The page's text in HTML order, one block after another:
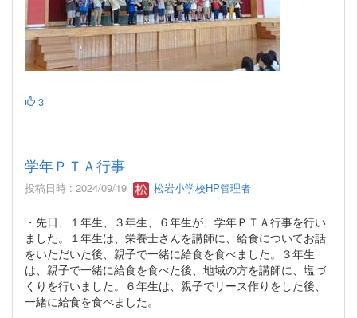
3
学年ＰＴＡ行事
投稿日時 : 2024/09/19 松岩小学校HP管理者
・先日、１年生、３年生、６年生が、学年ＰＴＡ行事を行い
ました。１年生は、栄養士さんを講師に、給食についてお話
をいただいた後、親子で一緒に給食を食べました。３年生
は、親子で一緒に給食を食べた後、地域の方を講師に、塩づ
くりを行いました。６年生は、親子でリース作りをした後、
一緒に給食を食べました。